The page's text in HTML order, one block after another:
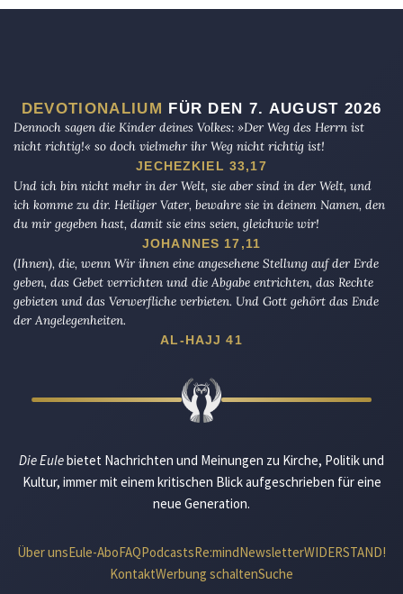
DEVOTIONALIUM FÜR DEN 7. AUGUST 2026
Dennoch sagen die Kinder deines Volkes: »Der Weg des Herrn ist
nicht richtig!« so doch vielmehr ihr Weg nicht richtig ist!
JECHEZKIEL 33,17
Und ich bin nicht mehr in der Welt, sie aber sind in der Welt, und
ich komme zu dir. Heiliger Vater, bewahre sie in deinem Namen, den
du mir gegeben hast, damit sie eins seien, gleichwie wir!
JOHANNES 17,11
(Ihnen), die, wenn Wir ihnen eine angesehene Stellung auf der Erde
geben, das Gebet verrichten und die Abgabe entrichten, das Rechte
gebieten und das Verwerfliche verbieten. Und Gott gehört das Ende
der Angelegenheiten.
AL-HAJJ 41
Die Eulebietet Nachrichten und Meinungen zu Kirche, Politik und
Kultur, immer mit einem kritischen Blick aufgeschrieben für eine
neue Generation.
Über unsEule-AboFAQPodcastsRe:mindNewsletterWIDERSTAND!
KontaktWerbung schaltenSuche